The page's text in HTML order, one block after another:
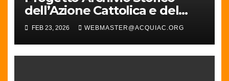
dell’Azione Cattolica e del
Movimento Cattolico in
Diocesi di Acqui
FEB 23, 2026 WEBMASTER@ACQUIAC.ORG